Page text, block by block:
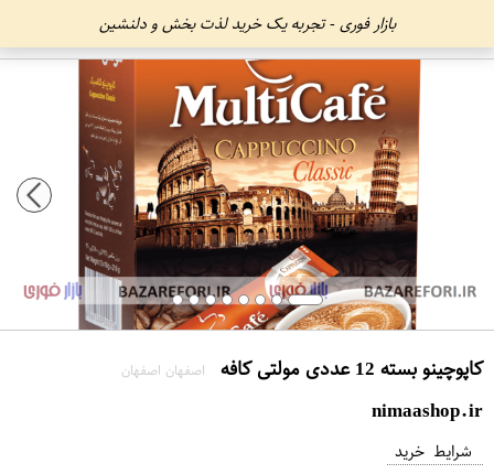
بازار فوری - تجربه یک خرید لذت بخش و دلنشین
کاپوچینو بسته 12 عددی مولتی کافه اصفهان اصفهان
nimaashop.ir
شرایط خرید